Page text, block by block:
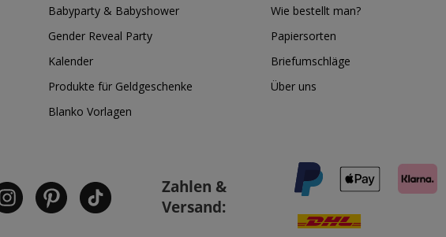
Babyparty & Babyshower
Gender Reveal Party
Kalender
Produkte für Geldgeschenke
Blanko Vorlagen
Wie bestellt man?
Papiersorten
Briefumschläge
Über uns
Zahlen &
Versand: